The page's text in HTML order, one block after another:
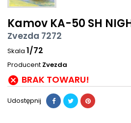
Kamov KA-50 SH
Zvezda 7272
Skala 1/72
Producent Zvezda
 BRAK TOWARU!
Udostępnij